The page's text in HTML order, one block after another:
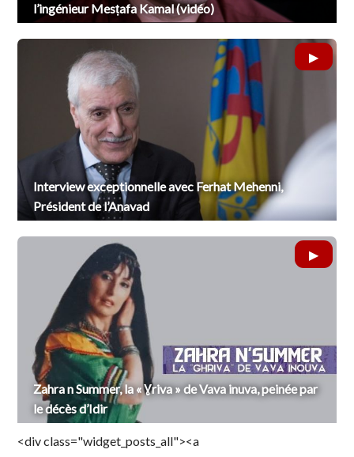
l’ingénieur Mesṭafa Kamal (vidéo)
Interview exceptionnelle avec Ferhat Mehenni,
Président de l’Anavad
Zahra n Summer, la « Ɣriva » de Vava inuva, peinée par
le décès d’Idir
<div class="widget_posts_all"><a